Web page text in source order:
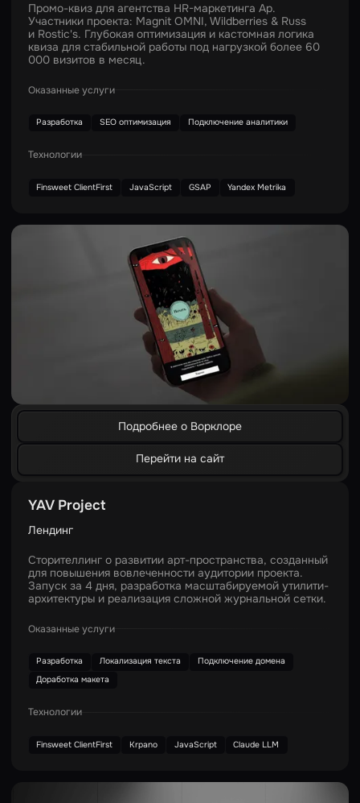
Промо-квиз для агентства HR-маркетинга Ар.
Участники проекта: Magnit OMNI, Wildberries & Russ
и Rostic's. Глубокая оптимизация и кастомная логика
квиза для стабильной работы под нагрузкой более 60
000 визитов в месяц.
Оказанные услуги
Разработка SEO оптимизация Подключение аналитики
Технологии
Finsweet ClientFirst JavaScript GSAP Yandex Metrika
Подробнее о Ворклоре
Перейти на сайт
YAV Project
Лендинг
Сторителлинг о развитии арт-пространства, созданный
для повышения вовлеченности аудитории проекта.
Запуск за 4 дня, разработка масштабируемой утилити-
архитектуры и реализация сложной журнальной сетки.
Оказанные услуги
Разработка Локализация текста
Подключение домена
Доработка макета
Технологии
Finsweet ClientFirst Krpano JavaScript Claude LLM